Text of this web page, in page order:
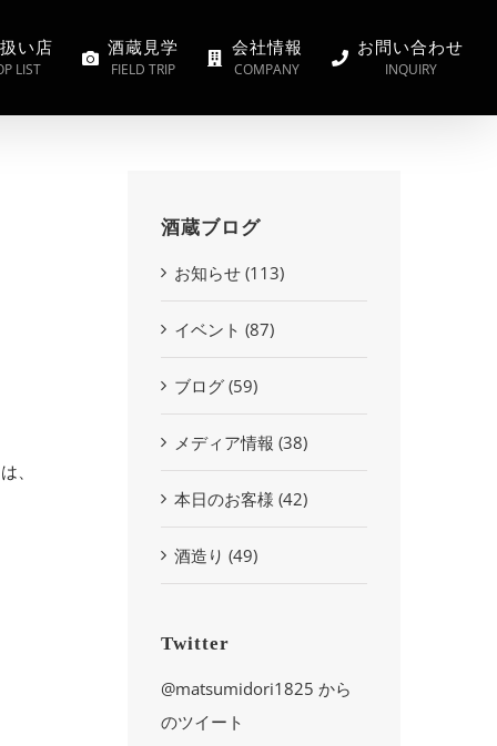
い店
LIST
酒蔵見学
FIELD TRIP
会社情報
COMPANY
お問い合わせ
INQUIRY
、
酒蔵ブログ
お知らせ (113)
イベント (87)
ブログ (59)
メディア情報 (38)
本日のお客様 (42)
酒造り (49)
Twitter
@matsumidori1825 から
のツイート